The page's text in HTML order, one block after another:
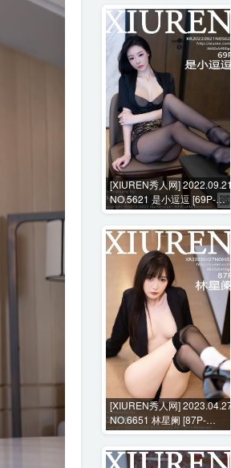
[XIUREN秀人网] 2022.09.21
NO.5621 是小逗逗 [69P-
527MB]
[XIUREN秀人网] 2023.04.27
NO.6651 林星阑 [87P-
666MB]